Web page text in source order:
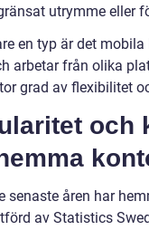
utrymme eller
en typ är det
arbetar från olika
grad av flexibilitet
och
senaste åren har
av Statistics